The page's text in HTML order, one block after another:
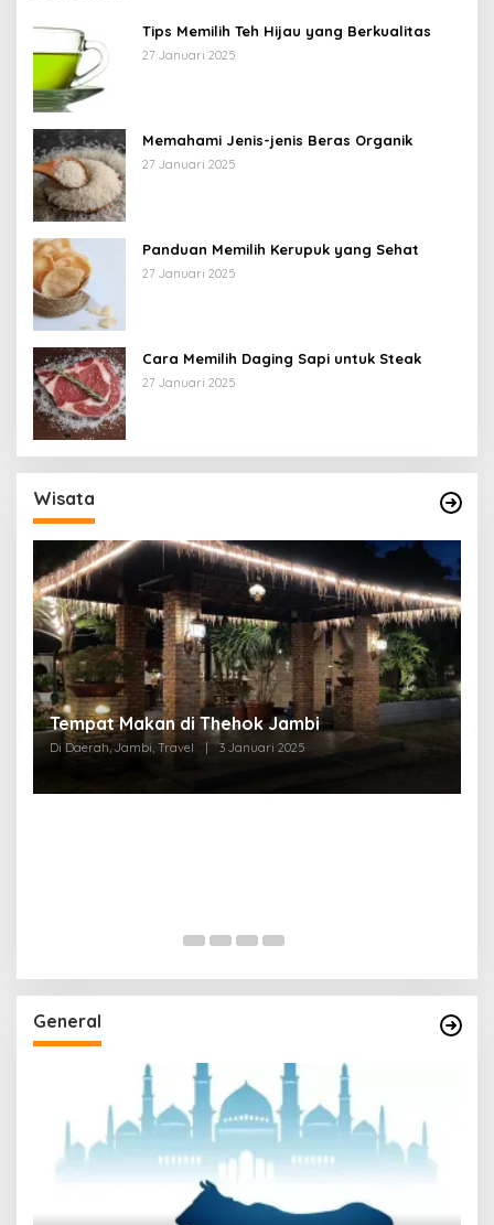
Tips Memilih Teh Hijau yang Berkualitas
27 Januari 2025
Memahami Jenis-jenis Beras Organik
27 Januari 2025
Panduan Memilih Kerupuk yang Sehat
27 Januari 2025
Cara Memilih Daging Sapi untuk Steak
27 Januari 2025
Wisata
Tempat Makan di Thehok Jambi
Di Daerah, Jambi, Travel | 3 Januari 2025
General